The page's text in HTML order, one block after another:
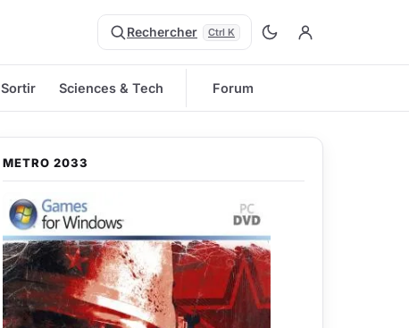
Rechercher Ctrl K
Sortir Sciences & Tech Forum
METRO 2033